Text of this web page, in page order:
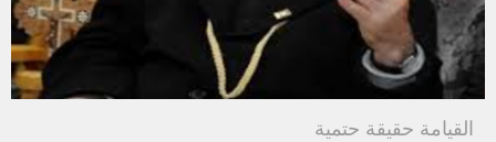
القيامة حقيقة حتمية